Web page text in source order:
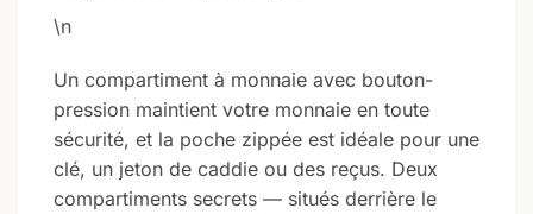
\n
Un compartiment à monnaie avec bouton-
pression maintient votre monnaie en toute
sécurité, et la poche zippée est idéale pour une
clé, un jeton de caddie ou des reçus. Deux
compartiments secrets — situés derrière le